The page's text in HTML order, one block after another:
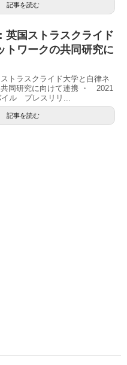
記事を読む
英国ストラスクライド
トワークの共同研究に
トラスクライド大学と自律ネ
同研究に向けて連携 ・ 2021
ル プレスリリ...
記事を読む